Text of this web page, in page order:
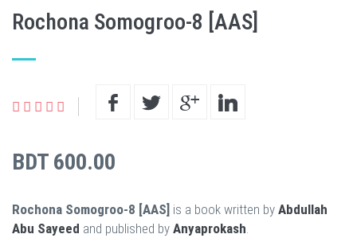
Rochona Somogroo-8 [AAS]
BDT 600.00
Rochona Somogroo-8 [AAS] is a book written by Abdullah
Abu Sayeed and published by Anyaprokash.